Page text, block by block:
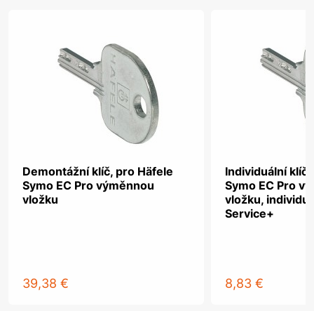
Demontážní klíč, pro Häfele
Symo EC Pro výměnnou
vložku
39,38 €
Individuální
Symo EC Pro
vložku,
Service+
8,83 €